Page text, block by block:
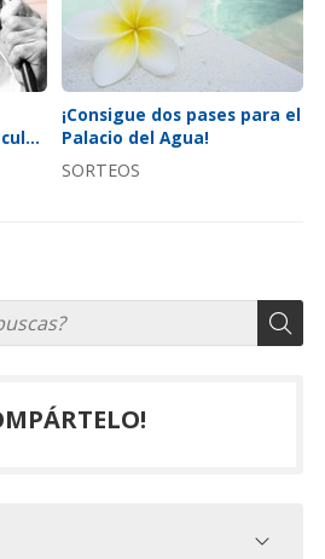
e
¡Consigue dos pases para el
Palacio del Agua!
SORTEOS